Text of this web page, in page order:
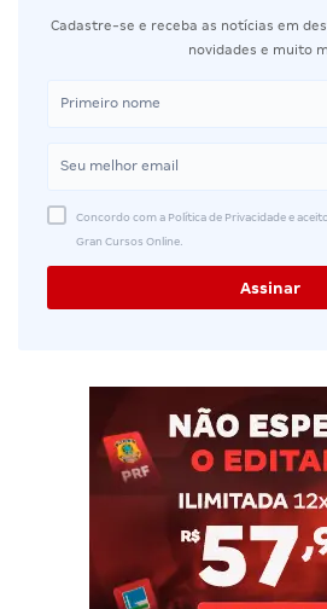
Cadastre-se e receba as notícias em
novidades e muito
Concordo com a Política de Privacidade e
Gran Cursos Online.